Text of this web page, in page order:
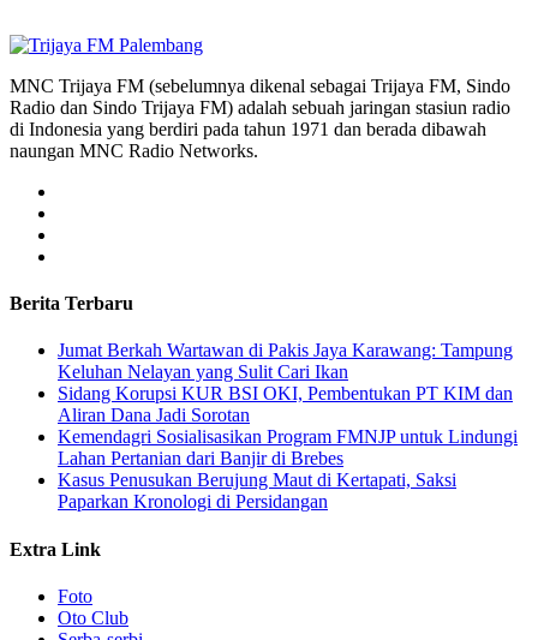
MNC Trijaya FM (sebelumnya dikenal sebagai Trijaya FM, Sindo
Radio dan Sindo Trijaya FM) adalah sebuah jaringan stasiun radio
di Indonesia yang berdiri pada tahun 1971 dan berada dibawah
naungan MNC Radio Networks.
Berita Terbaru
Jumat Berkah Wartawan di Pakis Jaya Karawang: Tampung
Keluhan Nelayan yang Sulit Cari Ikan
Sidang Korupsi KUR BSI OKI, Pembentukan PT KIM dan
Aliran Dana Jadi Sorotan
Kemendagri Sosialisasikan Program FMNJP untuk Lindungi
Lahan Pertanian dari Banjir di Brebes
Kasus Penusukan Berujung Maut di Kertapati, Saksi
Paparkan Kronologi di Persidangan
Extra Link
Foto
Oto Club